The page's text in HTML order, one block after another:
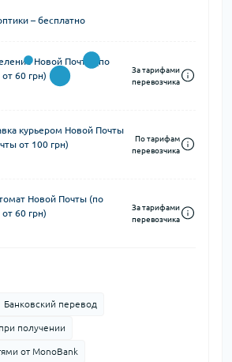
– бесплатно
Новой Почты (по
60 грн)
За тарифами
перевозчика
курьером Новой Почты
от 100 грн)
По тарифам
перевозчика
Новой Почты (по
60 грн)
За тарифами
перевозчика
Банковский перевод
получении
от MonoBank